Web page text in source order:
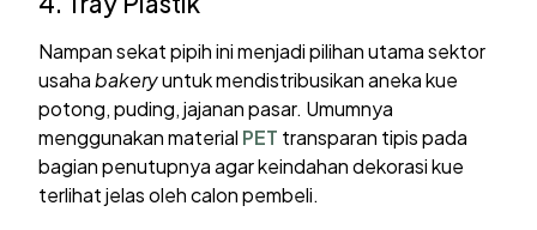
Nampan sekat pipih ini menjadi pilihan utama sektor
usahabakeryuntuk mendistribusikan aneka kue
potong, puding, jajanan pasar. Umumnya
menggunakan material PET transparan tipis pada
bagian penutupnya agar keindahan dekorasi kue
terlihat jelas oleh calon pembeli.